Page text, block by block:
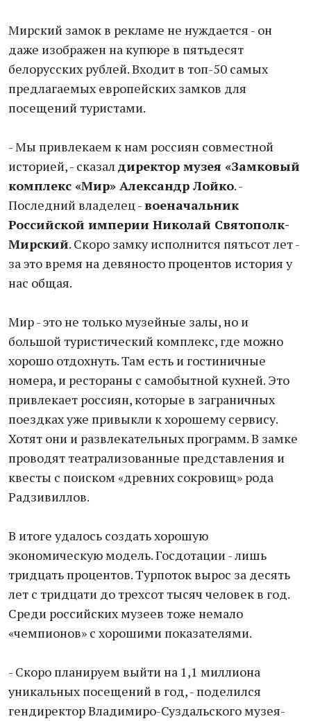
Мирский замок в рекламе не нуждается - он
даже изображен на купюре в пятьдесят
белорусских рублей. Входит в топ-50 самых
предлагаемых европейских замков для
посещений туристами.
- Мы привлекаем к нам россиян совместной
историей, - сказал директор музея «Замковый
комплекс «Мир» Александр Лойко. -
Последний владелец -военачальник
Российской империи Николай Святополк-
Мирский. Скоро замку исполнится пятьсот лет -
за это время на девяносто процентов история у
нас общая.
Мир - это не только музейные залы, но и
большой туристический комплекс, где можно
хорошо отдохнуть. Там есть и гостиничные
номера, и рестораны с самобытной кухней. Это
привлекает россиян, которые в заграничных
поездках уже привыкли к хорошему сервису.
Хотят они и развлекательных программ. В замке
проводят театрализованные представления и
квесты с поиском «древних сокровищ» рода
Радзивиллов.
В итоге удалось создать хорошую
экономическую модель. Госдотации - лишь
тридцать процентов. Турпоток вырос за десять
лет с тридцати до трехсот тысяч человек в год.
Среди российских музеев тоже немало
«чемпионов» с хорошими показателями.
- Скоро планируем выйти на 1,1 миллиона
уникальных посещений в год, - поделился
гендиректор Владимиро-Суздальского музея-